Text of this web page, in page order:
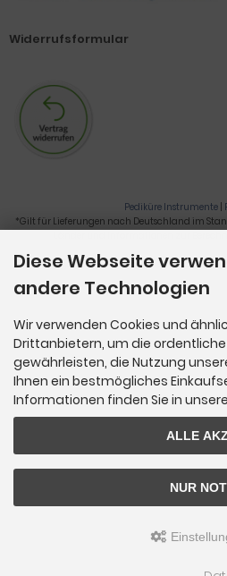
Widerrufsformular
Pediküre Instrumente |
*Gilt für Lieferungen nach Deutschland im
Nagelzange, Podologie, Pediküre,
Diese Webseite
andere Technologien
Wir verwenden Cookies und
Drittanbietern, um die
gewährleisten, die Nutzung
Ihnen ein bestmögliches
Informationen finden Sie in
ALLE
NUR